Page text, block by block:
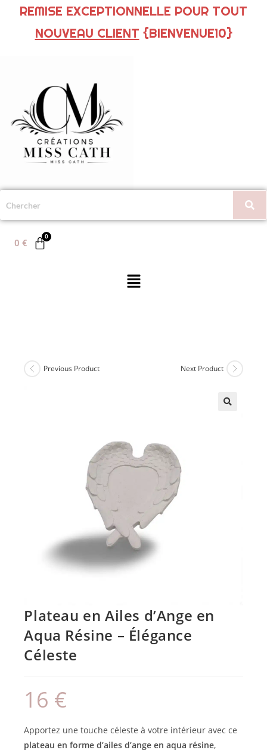
REMISE EXCEPTIONNELLE POUR TOUT
NOUVEAU CLIENT {BIENVENUE10}
0 €
Previous Product Next Product
Plateau en Ailes d’Ange en
Aqua Résine – Élégance
Céleste
16 €
Apportez une touche céleste à votre intérieur avec ce
plateau en forme d’ailes d’ange en aqua résine,